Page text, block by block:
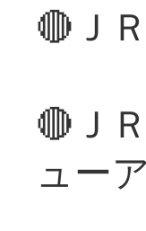
🔴Ｊ
🔴Ｊ
ュー